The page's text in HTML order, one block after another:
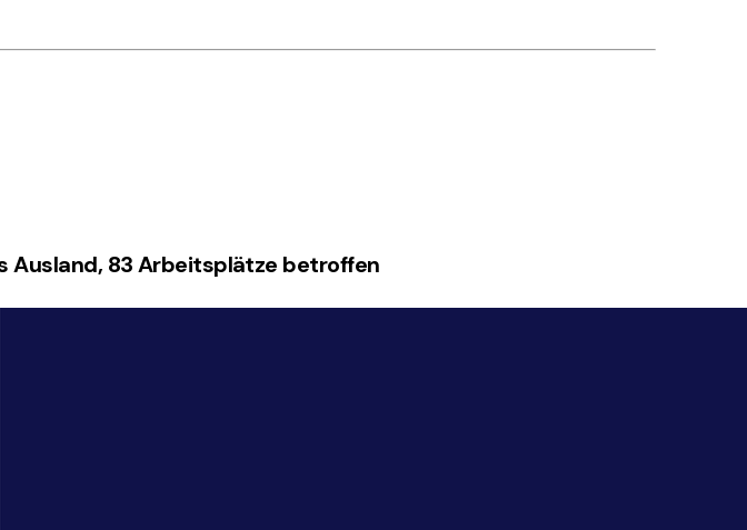
Ausland, 83 Arbeitsplätze betroffen